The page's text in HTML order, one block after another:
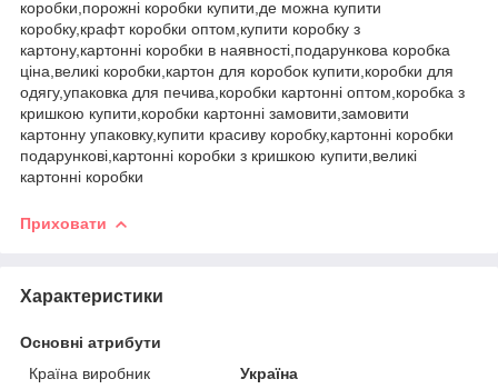
коробки,порожні коробки купити,де можна купити
коробку,крафт коробки оптом,купити коробку з
картону,картонні коробки в наявності,подарункова коробка
ціна,великі коробки,картон для коробок купити,коробки для
одягу,упаковка для печива,коробки картонні оптом,коробка з
кришкою купити,коробки картонні замовити,замовити
картонну упаковку,купити красиву коробку,картонні коробки
подарункові,картонні коробки з кришкою купити,великі
картонні коробки
Приховати
Характеристики
Основні атрибути
Країна виробник
Україна